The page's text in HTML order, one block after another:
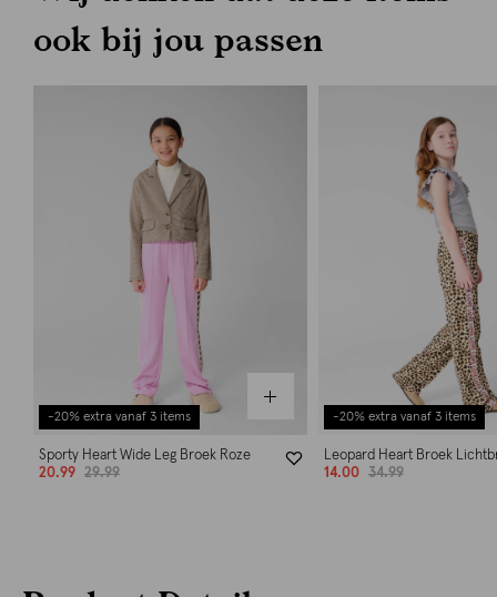
ook bij jou passen
-20% extra vanaf 3 items
Sporty Heart Wide Leg Broek Roze
20.99
29.99
-20% extra vanaf 3 items
Leopard Heart Broek
14.00
34.99